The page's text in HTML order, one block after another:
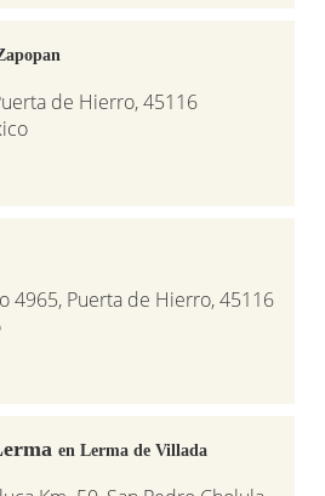
de Hierro, 45116
4965, Puerta de Hierro, 45116
en Lerma de Villada